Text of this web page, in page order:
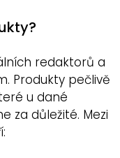
redaktorů a
Produkty pečlivě
u dané
za důležité. Mezi